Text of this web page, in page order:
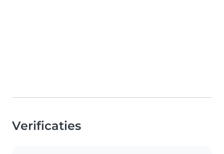
Verificaties